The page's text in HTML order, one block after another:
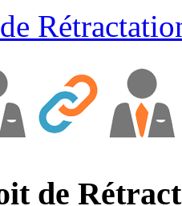
de